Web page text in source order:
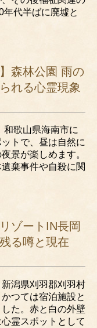
代半ばに廃墟と
森林公園 雨の
れる心霊現象
和歌山県海南市に
トで、昼は自然に
景が楽しめます。
棄事件や自殺に関
ゾートIN長岡
る噂と現在
潟県刈羽郡刈羽村
つては宿泊施設と
た。赤と白の外壁
霊スポットとして